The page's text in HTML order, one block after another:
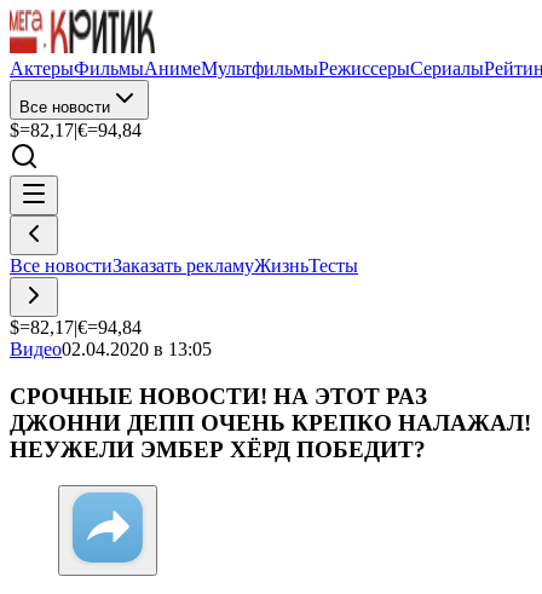
АктерыФильмыАнимеМультфильмыРежиссерыСериалы
Все новости
$=82,17|€=94,84
Все новостиЗаказать рекламуЖизньТесты
$=82,17|€=94,84
Видео02.04.2020 в 13:05
СРОЧНЫЕ НОВОСТИ! НА ЭТОТ РАЗ
ДЖОННИ ДЕПП ОЧЕНЬ КРЕПКО НАЛАЖАЛ!
НЕУЖЕЛИ ЭМБЕР ХЁРД ПОБЕДИТ?